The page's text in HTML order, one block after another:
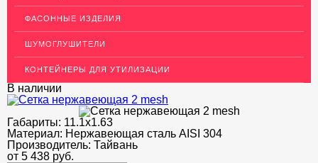
ЛАТУННЫЙ ПРОКАТ
ДЕКОР НЕРЖАВЕЙКА
ОГРАЖДЕНИЯ ДЛЯ ЛЕСТНИЦ
ЭЛЕКТРОДЫ
ДЕКОРАТИВНЫЙ УГОЛОК
МЕТАЛЛИЧЕСКИЕ ПОРОГИ НАПОЛЬНЫЕ (ДЛЯ ПОЛА),
РАСКЛАДКА, ПЛИНТУС
ФАСОННЫЕ ИЗДЕЛИЯ
ШУМОГЛУШИТЕЛИ
КОНТЕЙНЕРЫ ДЛЯ УТИЛИЗАЦИИ
В наличии
Габариты: 11.1x1.63
Материал: Нержавеющая сталь AISI 304
Производитель: Тайвань
от 5 438 руб.